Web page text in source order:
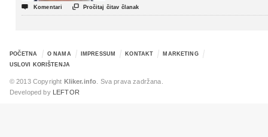
 Komentari  Pročitaj čitav članak
POČETNA O NAMA IMPRESSUM KONTAKT
MARKETING
USLOVI KORIŠTENJA
© 2013 Copyright Kliker.info . Sva prava zadržana.
Developed by
LEFTOR